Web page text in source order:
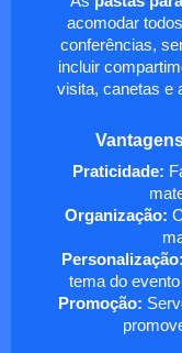
acomodar
conferências,
incluir
visita, canetas e
Praticidade:
Organização:
Personalização:
tema do
Promoção: